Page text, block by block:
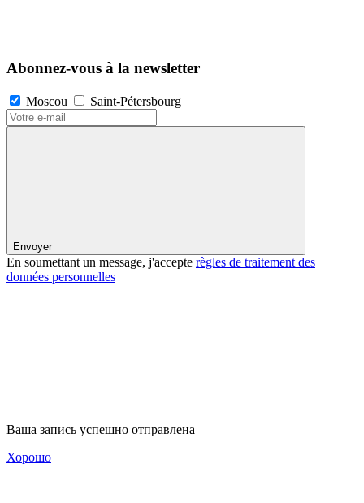
Abonnez-vous à la newsletter
Moscou Saint-Pétersbourg
Envoyer
En soumettant un message, j'accepte règles de traitement des
données personnelles
Ваша запись успешно отправлена
Хорошо